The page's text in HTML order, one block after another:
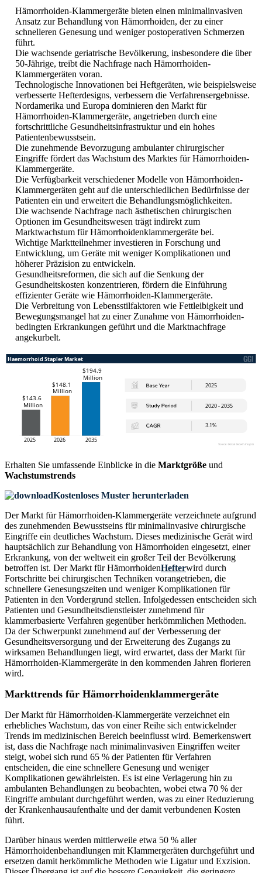
Hämorrhoiden-Klammergeräte bieten einen minimalinvasiven
Ansatz zur Behandlung von Hämorrhoiden, der zu einer
schnelleren Genesung und weniger postoperativen Schmerzen
führt.
Die wachsende geriatrische Bevölkerung, insbesondere die über
50-Jährige, treibt die Nachfrage nach Hämorrhoiden-
Klammergeräten voran.
Technologische Innovationen bei Heftgeräten, wie beispielsweise
verbesserte Hefterdesigns, verbessern die Verfahrensergebnisse.
Nordamerika und Europa dominieren den Markt für
Hämorrhoiden-Klammergeräte, angetrieben durch eine
fortschrittliche Gesundheitsinfrastruktur und ein hohes
Patientenbewusstsein.
Die zunehmende Bevorzugung ambulanter chirurgischer
Eingriffe fördert das Wachstum des Marktes für Hämorrhoiden-
Klammergeräte.
Die Verfügbarkeit verschiedener Modelle von Hämorrhoiden-
Klammergeräten geht auf die unterschiedlichen Bedürfnisse der
Patienten ein und erweitert die Behandlungsmöglichkeiten.
Die wachsende Nachfrage nach ästhetischen chirurgischen
Optionen im Gesundheitswesen trägt indirekt zum
Marktwachstum für Hämorrhoidenklammergeräte bei.
Wichtige Marktteilnehmer investieren in Forschung und
Entwicklung, um Geräte mit weniger Komplikationen und
höherer Präzision zu entwickeln.
Gesundheitsreformen, die sich auf die Senkung der
Gesundheitskosten konzentrieren, fördern die Einführung
effizienter Geräte wie Hämorrhoiden-Klammergeräte.
Die Verbreitung von Lebensstilfaktoren wie Fettleibigkeit und
Bewegungsmangel hat zu einer Zunahme von Hämorrhoiden-
bedingten Erkrankungen geführt und die Marktnachfrage
angekurbelt.
Erhalten Sie umfassende Einblicke in die Marktgröße und
Wachstumstrends
Kostenloses Muster herunterladen
Der Markt für Hämorrhoiden-Klammergeräte verzeichnete aufgrund
des zunehmenden Bewusstseins für minimalinvasive chirurgische
Eingriffe ein deutliches Wachstum. Dieses medizinische Gerät wird
hauptsächlich zur Behandlung von Hämorrhoiden eingesetzt, einer
Erkrankung, von der weltweit ein großer Teil der Bevölkerung
betroffen ist. Der Markt für HämorrhoidenHefterwird durch
Fortschritte bei chirurgischen Techniken vorangetrieben, die
schnellere Genesungszeiten und weniger Komplikationen für
Patienten in den Vordergrund stellen. Infolgedessen entscheiden sich
Patienten und Gesundheitsdienstleister zunehmend für
klammerbasierte Verfahren gegenüber herkömmlichen Methoden.
Da der Schwerpunkt zunehmend auf der Verbesserung der
Gesundheitsversorgung und der Erweiterung des Zugangs zu
wirksamen Behandlungen liegt, wird erwartet, dass der Markt für
Hämorrhoiden-Klammergeräte in den kommenden Jahren florieren
wird.
Markttrends für Hämorrhoidenklammergeräte
Der Markt für Hämorrhoiden-Klammergeräte verzeichnet ein
erhebliches Wachstum, das von einer Reihe sich entwickelnder
Trends im medizinischen Bereich beeinflusst wird. Bemerkenswert
ist, dass die Nachfrage nach minimalinvasiven Eingriffen weiter
steigt, wobei sich rund 65 % der Patienten für Verfahren
entscheiden, die eine schnellere Genesung und weniger
Komplikationen gewährleisten. Es ist eine Verlagerung hin zu
ambulanten Behandlungen zu beobachten, wobei etwa 70 % der
Eingriffe ambulant durchgeführt werden, was zu einer Reduzierung
der Krankenhausaufenthalte und der damit verbundenen Kosten
führt.
Darüber hinaus werden mittlerweile etwa 50 % aller
Hämorrhoidenbehandlungen mit Klammergeräten durchgeführt und
ersetzen damit herkömmliche Methoden wie Ligatur und Exzision.